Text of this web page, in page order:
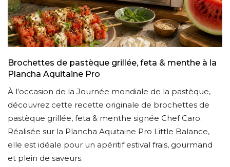
Brochettes de pastèque grillée, feta & menthe à la
Plancha Aquitaine Pro
À l'occasion de la Journée mondiale de la pastèque,
découvrez cette recette originale de brochettes de
pastèque grillée, feta & menthe signée Chef Caro.
Réalisée sur la Plancha Aquitaine Pro Little Balance,
elle est idéale pour un apéritif estival frais, gourmand
et plein de saveurs.